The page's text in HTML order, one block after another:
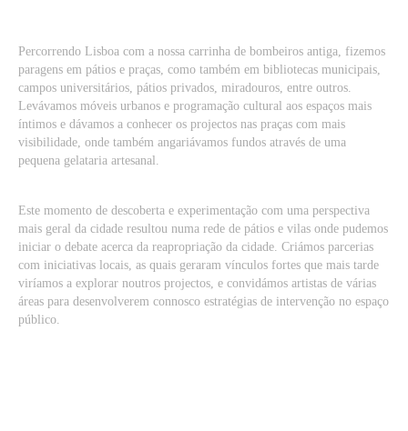
Percorrendo Lisboa com a nossa carrinha de bombeiros antiga, fizemos
paragens em pátios e praças, como também em bibliotecas municipais,
campos universitários, pátios privados, miradouros, entre outros.
Levávamos móveis urbanos e programação cultural aos espaços mais
íntimos e dávamos a conhecer os projectos nas praças com mais
visibilidade, onde também angariávamos fundos através de uma
pequena gelataria artesanal.
Este momento de descoberta e experimentação com uma perspectiva
mais geral da cidade resultou numa rede de pátios e vilas onde pudemos
iniciar o debate acerca da reapropriação da cidade. Criámos parcerias
com iniciativas locais, as quais geraram vínculos fortes que mais tarde
viríamos a explorar noutros projectos, e convidámos artistas de várias
áreas para desenvolverem connosco estratégias de intervenção no espaço
público.